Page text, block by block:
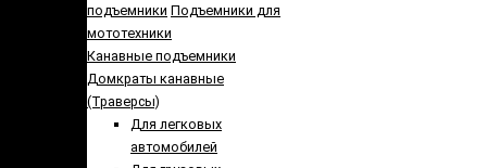
подъемники Подъемники для
мототехники
Канавные подъемники
Домкраты канавные
(Траверсы)
Для легковых
автомобилей